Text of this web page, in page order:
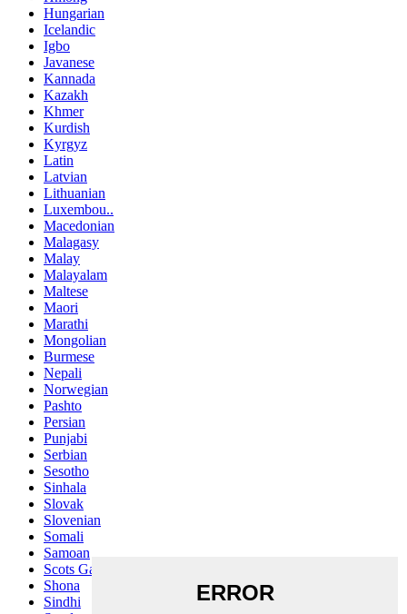
Hungarian
Icelandic
Igbo
Javanese
Kannada
Kazakh
Khmer
Kurdish
Kyrgyz
Latin
Latvian
Lithuanian
Luxembou..
Macedonian
Malagasy
Malay
Malayalam
Maltese
Maori
Marathi
Mongolian
Burmese
Nepali
Norwegian
Pashto
Persian
Punjabi
Serbian
Sesotho
Sinhala
Slovak
Slovenian
Somali
Samoan
Scots Gaelic
Shona
Sindhi